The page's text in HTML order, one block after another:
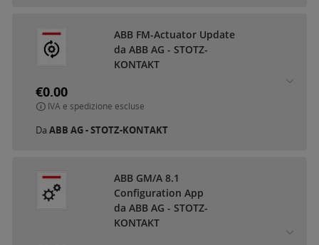
ABB FM-Actuator Update
da ABB AG - STOTZ-
KONTAKT
€0.00
IVA e spedizione escluse
Da ABB AG - STOTZ-KONTAKT
ABB GM/A 8.1
Configuration App
da ABB AG - STOTZ-
KONTAKT